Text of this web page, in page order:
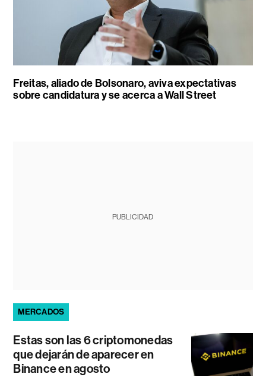
Freitas, aliado de Bolsonaro, aviva expectativas
sobre candidatura y se acerca a Wall Street
PUBLICIDAD
MERCADOS
Estas son las 6 criptomonedas
que dejarán de aparecer en
Binance en agosto